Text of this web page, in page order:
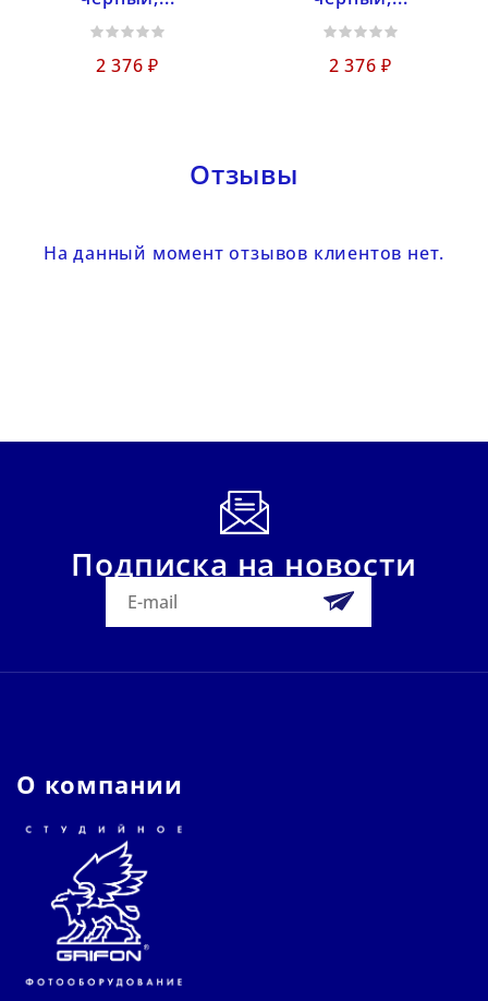
2 376 ₽ 2 376 ₽
Отзывы
На данный момент отзывов клиентов нет.
Подписка на новости
О компании